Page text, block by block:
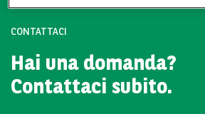
CONTATTACI
Hai una domanda?
Contattaci subito.